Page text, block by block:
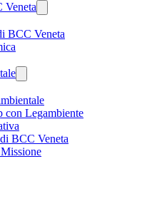
Veneta
BCC Veneta
con Legambiente
BCC Veneta